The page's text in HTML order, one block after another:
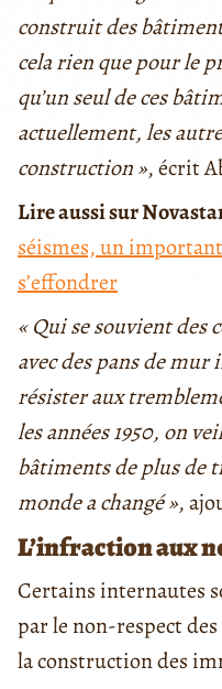
construit des
cela rien que pour le
qu’un seul de ces
actuellement, les
construction », écrit
Lire aussi sur
séismes, un
s’effondrer
« Qui se souvient des
avec des pans de
résister aux
les années 1950, on
bâtiments de plus de
monde a changé »,
L’infraction aux
Certains internautes
par le non-respect
la construction des